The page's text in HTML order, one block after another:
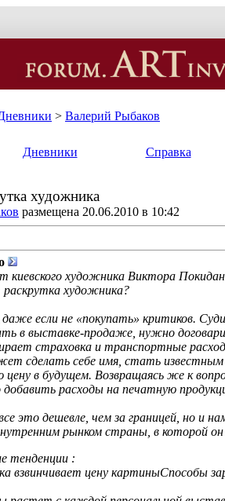
> Валерий Рыбаков
Дневники Справка
художника
размещена 20.06.2010 в 10:42
киевского художника Виктора
художника?
если не «покупать» критиков.
в выставке-продаже, нужно
страховка и транспортные
сделать себе имя, стать
в будущем. Возвращаясь же к
расходы на печатную
это дешевле, чем за границей, но и
рынком страны, в которой
тенденции :
взвинчивает цену картиныСпособы